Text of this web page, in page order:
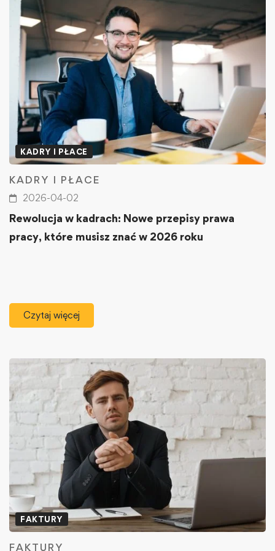
KADRY I PŁACE
KADRY I PŁACE
2026-04-02
Rewolucja w kadrach: Nowe przepisy prawa
pracy, które musisz znać w 2026 roku
Czytaj więcej
FAKTURY
FAKTURY